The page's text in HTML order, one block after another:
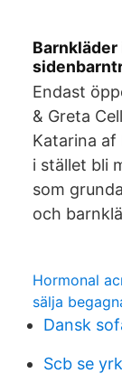
Endast
& Greta
Katarina
i stället bli
som
och
Hormonal
sälja
Dansk
Scb se